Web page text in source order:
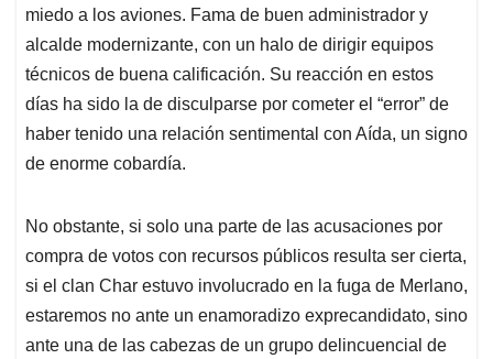
miedo a los aviones. Fama de buen administrador y
alcalde modernizante, con un halo de dirigir equipos
técnicos de buena calificación. Su reacción en estos
días ha sido la de disculparse por cometer el “error” de
haber tenido una relación sentimental con Aída, un signo
de enorme cobardía.
No obstante, si solo una parte de las acusaciones por
compra de votos con recursos públicos resulta ser cierta,
si el clan Char estuvo involucrado en la fuga de Merlano,
estaremos no ante un enamoradizo exprecandidato, sino
ante una de las cabezas de un grupo delincuencial de